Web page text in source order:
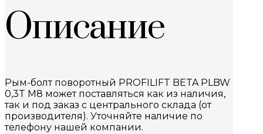
Описание
Рым-болт поворотный PROFILIFT BETA PLBW
0,3T M8 может поставляться как из наличия,
так и под заказ с центрального склада (от
производителя). Уточняйте наличие по
телефону нашей компании.